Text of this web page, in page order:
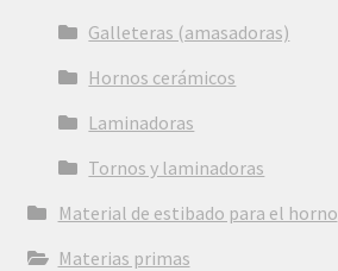
Galleteras (amasadoras)
Hornos cerámicos
Laminadoras
Tornos y laminadoras
Material de estibado para el horno
Materias primas